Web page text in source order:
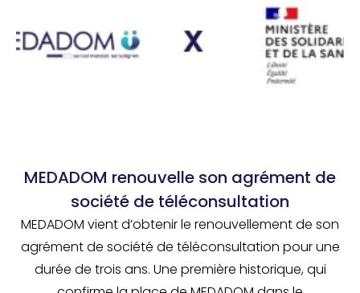
MEDADOM renouvelle son agrément de
société de téléconsultation
MEDADOM vient d’obtenir le renouvellement de son
agrément de société de téléconsultation pour une
durée de trois ans. Une première historique, qui